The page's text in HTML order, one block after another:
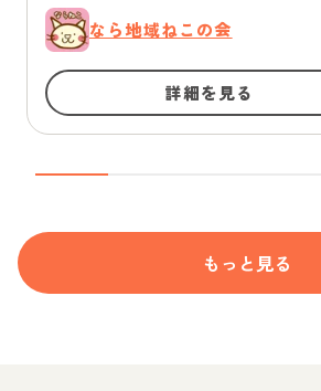
なら地域ねこの会
詳細を見る
もっと見る